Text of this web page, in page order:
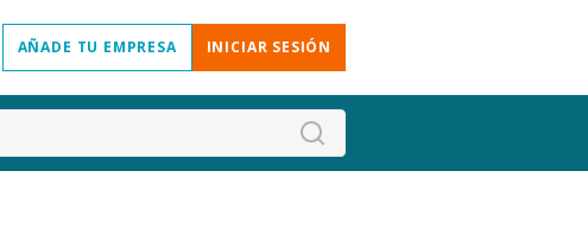
AÑADE TU EMPRESA INICIAR SESIÓN